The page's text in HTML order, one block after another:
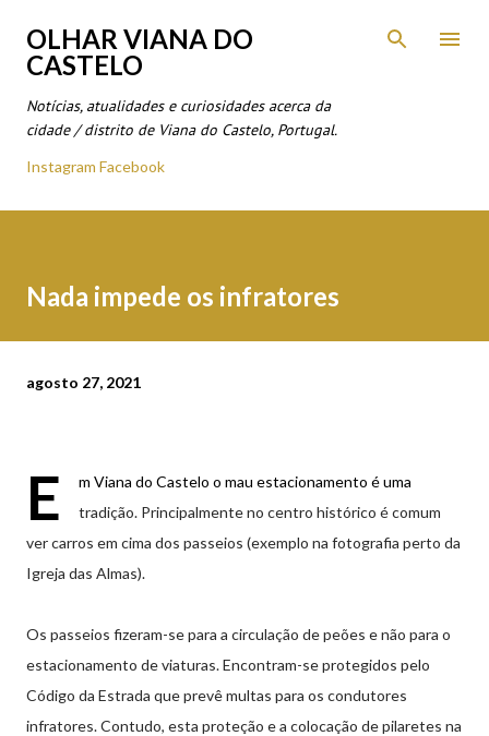
Avançar para o conteúdo principal
OLHAR VIANA DO
CASTELO
Notícias, atualidades e curiosidades acerca da
cidade / distrito de Viana do Castelo, Portugal.
Instagram Facebook
Nada impede os infratores
agosto 27, 2021
E
m Viana do Castelo o mau estacionamento é uma
tradição. Principalmente no centro histórico é comum
ver carros em cima dos passeios (exemplo na fotografia perto da
Igreja das Almas).
Os passeios fizeram-se para a circulação de peões e não para o
estacionamento de viaturas. Encontram-se protegidos pelo
Código da Estrada que prevê multas para os condutores
infratores. Contudo, esta proteção e a colocação de pilaretes na